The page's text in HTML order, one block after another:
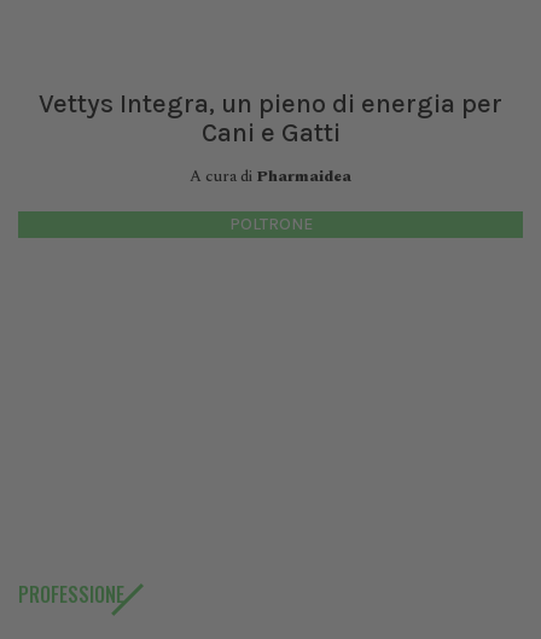
Vettys Integra, un pieno di energia per
Cani e Gatti
A cura di Pharmaidea
POLTRONE
PROFESSIONE